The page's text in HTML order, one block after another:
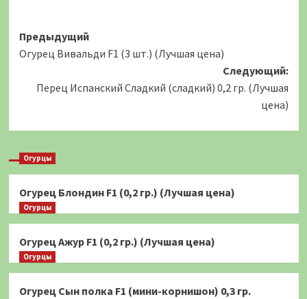
Навигация
записи
Предыдущий
Огурец Вивальди F1 (3 шт.) (Лучшая цена)
Следующий:
Перец Испанский Сладкий (сладкий) 0,2 гр. (Лучшая
цена)
Огурцы
Огурец Блондин F1 (0,2 гр.) (Лучшая цена)
Огурцы
Огурец Ажур F1 (0,2 гр.) (Лучшая цена)
Огурцы
Огурец Сын полка F1 (мини-корнишон) 0,3 гр.